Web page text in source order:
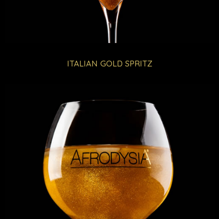
ITALIAN GOLD SPRITZ